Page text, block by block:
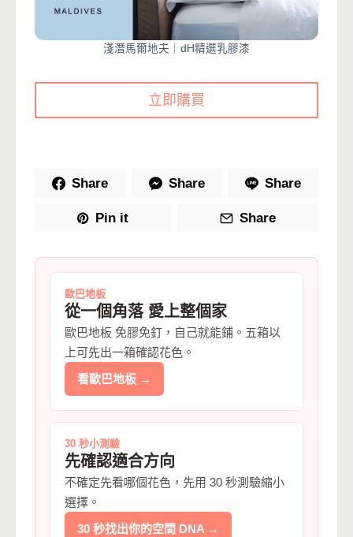
淺潛馬爾地夫｜dH精選乳膠漆
立即購買
Share Share Share
Pin it Share
歐巴地板
從一個角落 愛上整個家
歐巴地板 免膠免釘，自己就能鋪。五箱以
上可先出一箱確認花色。
看歐巴地板 →
30 秒小測驗
先確認適合方向
不確定先看哪個花色，先用 30 秒測驗縮小
選擇。
30 秒找出你的空間 DNA →